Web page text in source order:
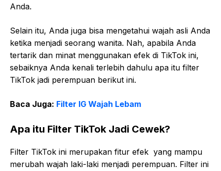
Anda.
Selain itu, Anda juga bisa mengetahui wajah asli Anda
ketika menjadi seorang wanita. Nah, apabila Anda
tertarik dan minat menggunakan efek di TikTok ini,
sebaiknya Anda kenali terlebih dahulu apa itu filter
TikTok jadi perempuan berikut ini.
Baca Juga: Filter IG Wajah Lebam
Apa itu Filter TikTok Jadi Cewek?
Filter TikTok ini merupakan fitur efek yang mampu
merubah wajah laki-laki menjadi perempuan. Filter ini